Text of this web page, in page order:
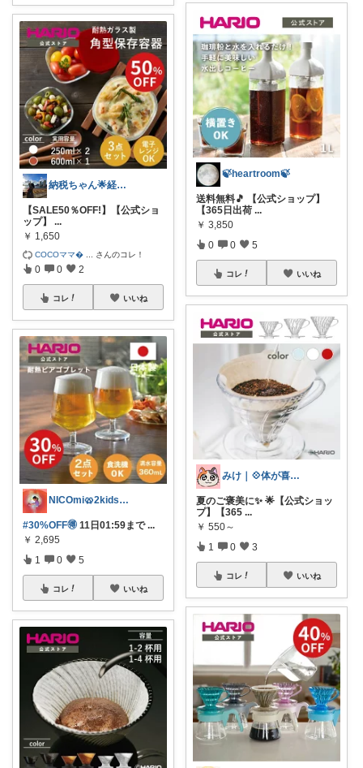
納税ちゃん🌟経由購入★
【SALE50％OFF!】【公式ショ
ップ】
...
￥ 1,650
COCOママ さんのコレ！
0 0 2
コレ いいね
NICOmi🥨2kidsママ👦👧
#30%OFF🉐 11日01:59まで...
￥ 2,695
1 0 5
コレ いいね
🍃heartroom🍃
送料無料🎵 【公式ショップ】
【365日出荷 ...
￥ 3,850
0 0 5
コレ いいね
みけ｜💠体が喜ぶもの・便利なもの
夏のご褒美に✨ 🌟【公式ショッ
プ】【365 ...
￥ 550～
1 0 3
コレ いいね